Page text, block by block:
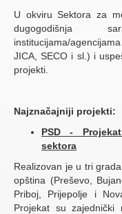
U okviru Sektora za
dugogodišnja
institucijama/
JICA, SECO i sl.) i
projekti.
Najznačajniji projekti:
PSD -
sektora
Realizovan je u tri
opština (Preševo,
Priboj, Prijepolje i
Projekat su zajednički